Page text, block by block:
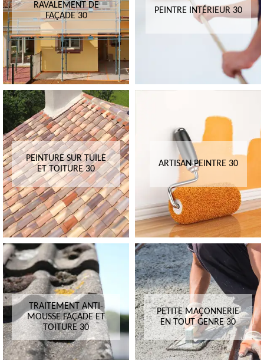
RAVALEMENT DE
FAÇADE 30
PEINTRE INTÉRIEUR 30
PEINTURE SUR TUILE
ET TOITURE 30
ARTISAN PEINTRE 30
TRAITEMENT ANTI-
MOUSSE FAÇADE ET
TOITURE 30
PETITE MAÇONNERIE
EN TOUT GENRE 30